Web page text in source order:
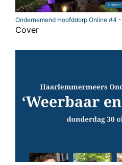
Ondernemend Hoofddorp Online #4
Cover